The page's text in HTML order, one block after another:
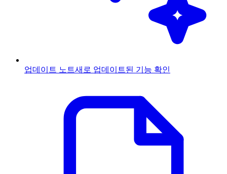
업데이트 노트새로 업데이트된 기능 확인